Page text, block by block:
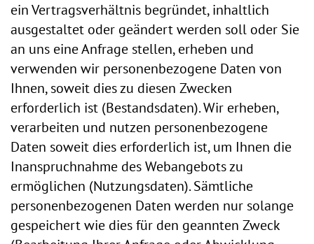
ein Vertragsverhältnis begründet, inhaltlich
ausgestaltet oder geändert werden soll oder Sie
an uns eine Anfrage stellen, erheben und
verwenden wir personenbezogene Daten von
Ihnen, soweit dies zu diesen Zwecken
erforderlich ist (Bestandsdaten). Wir erheben,
verarbeiten und nutzen personenbezogene
Daten soweit dies erforderlich ist, um Ihnen die
Inanspruchnahme des Webangebots zu
ermöglichen (Nutzungsdaten). Sämtliche
personenbezogenen Daten werden nur solange
gespeichert wie dies für den geannten Zweck